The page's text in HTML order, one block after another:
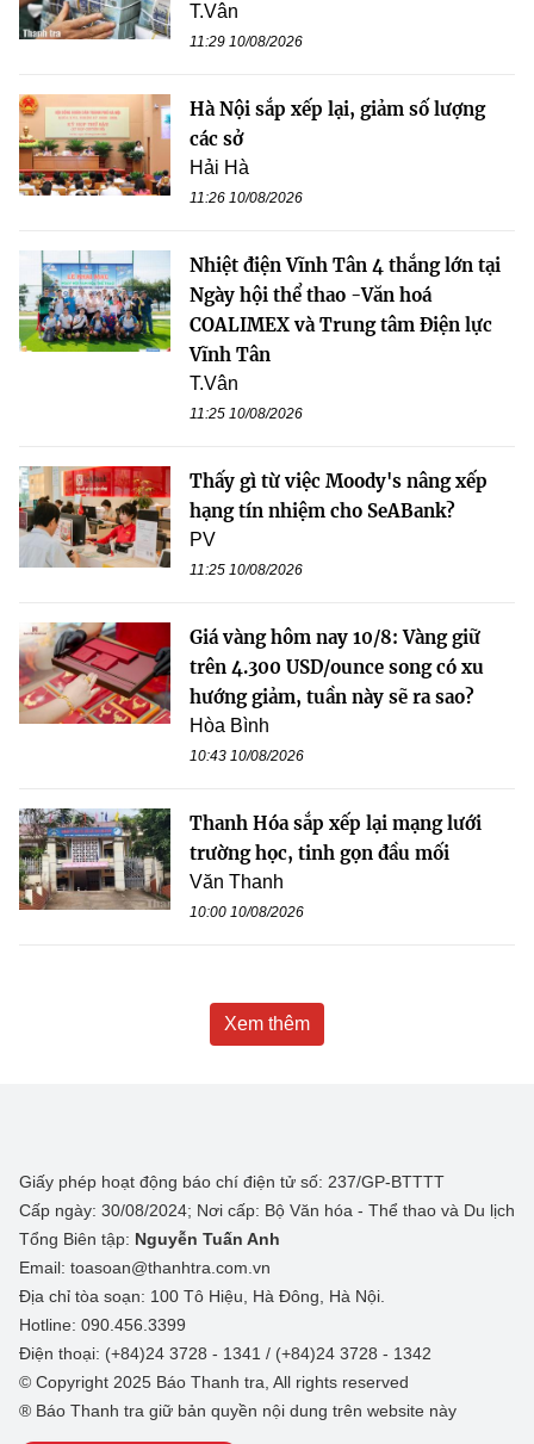
T.Vân
11:29 10/08/2026
Hà Nội sắp xếp lại, giảm số lượng
các sở
Hải Hà
11:26 10/08/2026
Nhiệt điện Vĩnh Tân 4 thắng lớn tại
Ngày hội thể thao -Văn hoá
COALIMEX và Trung tâm Điện lực
Vĩnh Tân
T.Vân
11:25 10/08/2026
Thấy gì từ việc Moody's nâng xếp
hạng tín nhiệm cho SeABank?
PV
11:25 10/08/2026
Giá vàng hôm nay 10/8: Vàng giữ
trên 4.300 USD/ounce song có xu
hướng giảm, tuần này sẽ ra sao?
Hòa Bình
10:43 10/08/2026
Thanh Hóa sắp xếp lại mạng lưới
trường học, tinh gọn đầu mối
Văn Thanh
10:00 10/08/2026
Xem thêm
Giấy phép hoạt động báo chí điện tử số: 237/GP-BTTTT
Cấp ngày: 30/08/2024; Nơi cấp: Bộ Văn hóa - Thể thao và Du lịch
Tổng Biên tập: Nguyễn Tuấn Anh
Email: toasoan@thanhtra.com.vn
Địa chỉ tòa soạn: 100 Tô Hiệu, Hà Đông, Hà Nội.
Hotline: 090.456.3399
Điện thoại: (+84)24 3728 - 1341 / (+84)24 3728 - 1342
© Copyright 2025 Báo Thanh tra, All rights reserved
® Báo Thanh tra giữ bản quyền nội dung trên website này